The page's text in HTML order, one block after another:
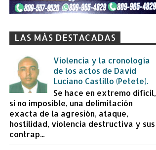
LAS MÁS DESTACADAS
Violencia y la cronología
de los actos de David
Luciano Castillo (Petete).
Se hace en extremo difícil,
si no imposible, una delimitación
exacta de la agresión, ataque,
hostilidad, violencia destructiva y sus
contrap...